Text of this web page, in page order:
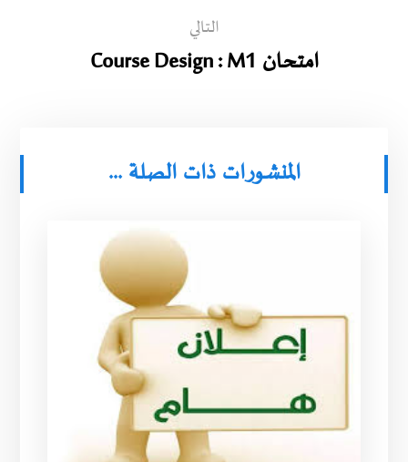
التالي
امتحان Course Design : M1
المنشورات ذات الصلة ...